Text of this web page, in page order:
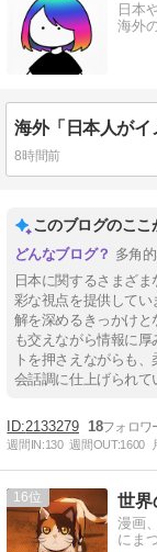
日本
海外
8時間前
このブログのここ
多角
日本に関するさまざ
彩な視点を提供して
解を深めるきっかけ
も交えながら情報に
トを押さえながらも
会話調に仕上げられて
2133279 18
週間IN:130 週間OUT:1600
16 世界
漫画
にま